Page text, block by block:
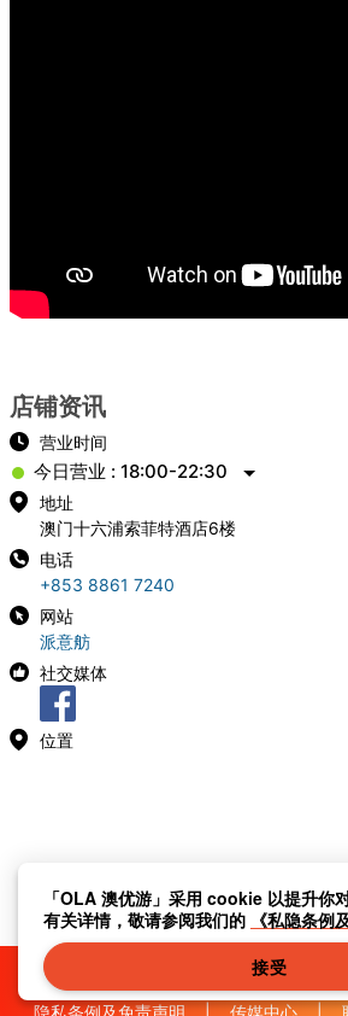
店铺资讯
营业时间
今日营业 : 18:00-22:30
地址
澳门十六浦索菲特酒店6楼
电话
+853 8861 7240
网站
派意舫
社交媒体
位置
隐私条例及免责声明 | 传媒中心 |
「OLA 澳优游」采用 cookie 以提升你
有关详情，敬请参阅我们的 《私隐条例
接受